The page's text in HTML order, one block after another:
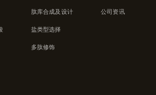
肽库合成及设计
盐类型选择
多肽修饰
公司资讯